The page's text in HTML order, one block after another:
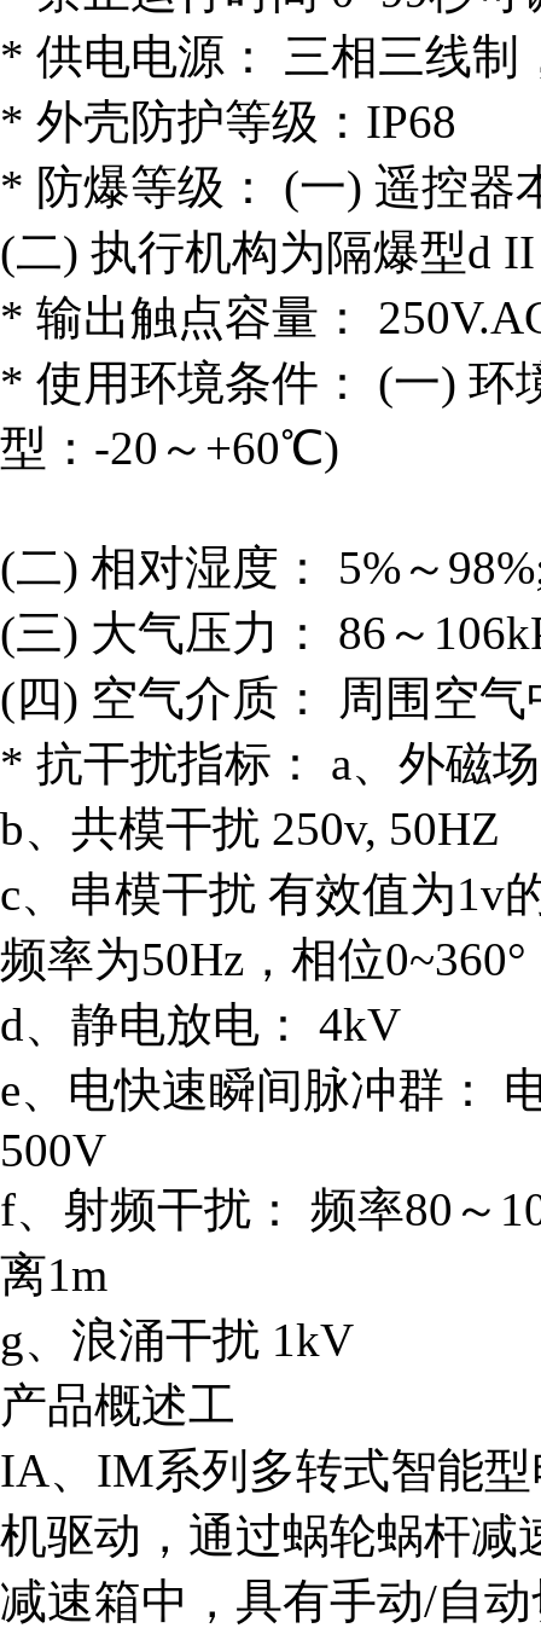
* 供电电源： 三相三线制
* 外壳防护等级：IP68
* 防爆等级： (一) 遥控
(二) 执行机构为隔爆型d
* 输出触点容量：
* 使用环境条件： (一) 环
型：-20～+60℃)
(二) 相对湿度： 5%～
(三) 大气压力： 86～
(四) 空气介质： 周围空
* 抗干扰指标： a、外磁
b、共模干扰 250v, 50HZ
c、串模干扰 有效值为1v
频率为50Hz，相位0~360°
d、静电放电： 4kV
e、电快速瞬间脉冲群：
500V
f、射频干扰： 频率80～
离1m
g、浪涌干扰 1kV
产品概述工
IA、IM系列多转式智能
机驱动，通过蜗轮蜗杆减
减速箱中，具有手动/自